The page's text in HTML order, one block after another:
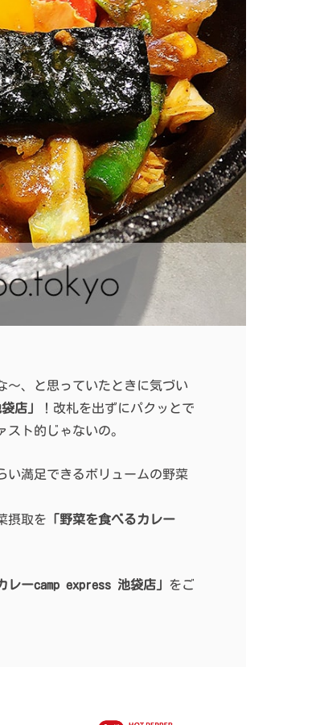
〜、と思っていたときに気づい
店」
！改札を出ずにパクッとで
ト的じゃないの。
い満足できるボリュームの野菜
摂取を 「野菜を食べるカレー
レーcamp express 池袋店」 をご